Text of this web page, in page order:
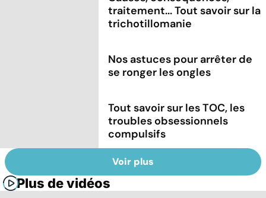
traitement... Tout savoir sur la
trichotillomanie
Nos astuces pour arrêter de
se ronger les ongles
Tout savoir sur les TOC, les
troubles obsessionnels
compulsifs
Voir plus
Plus de vidéos